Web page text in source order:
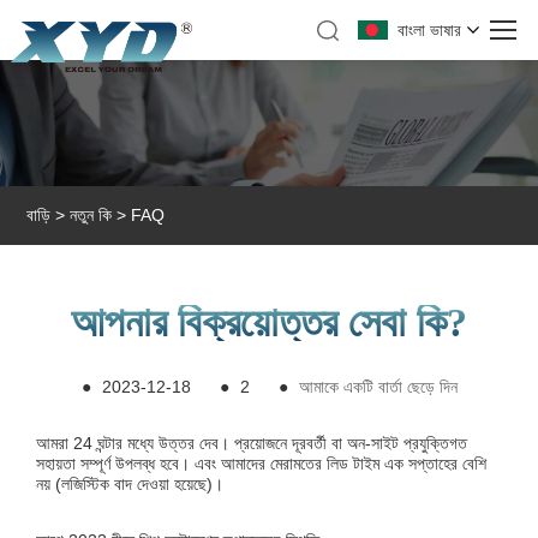
বাংলা ভাষার
বাড়ি > নতুন কি > FAQ
আপনার বিক্রয়োত্তর সেবা কি?
● 2023-12-18 ● 2 ● আমাকে একটি বার্তা ছেড়ে দিন
আমরা 24 ঘন্টার মধ্যে উত্তর দেব। প্রয়োজনে দূরবর্তী বা অন-সাইট প্রযুক্তিগত
সহায়তা সম্পূর্ণ উপলব্ধ হবে। এবং আমাদের মেরামতের লিড টাইম এক সপ্তাহের বেশি
নয় (লজিস্টিক বাদ দেওয়া হয়েছে)।